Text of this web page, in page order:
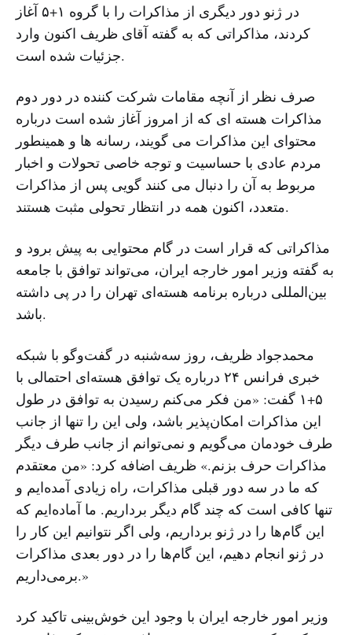
در ژنو دور دیگری از مذاکرات را با گروه ۱+۵ آغاز
کردند، مذاکراتی که به گفته آقای ظریف اکنون وارد
جزئیات شده است.
صرف نظر از آنچه مقامات شرکت کننده در دور دوم
مذاکرات هسته ای که از امروز آغاز شده است درباره
محتوای این مذاکرات می گویند، رسانه ها و همینطور
مردم عادی با حساسیت و توجه خاصی تحولات و اخبار
مربوط به آن را دنبال می کنند گویی پس از مذاکرات
متعدد، اکنون همه در انتظار تحولی مثبت هستند.
مذاکراتی که قرار است در گام محتوایی به پیش برود و
به گفته وزیر امور خارجه ایران، می‌تواند توافق با جامعه
بین‌المللی درباره برنامه هسته‌ای تهران را در پی داشته
باشد.
محمدجواد ظریف، روز سه‌شنبه در گفت‌وگو با شبکه
خبری فرانس ۲۴ درباره یک توافق هسته‌ای احتمالی با
۵+۱ گفت: «من فکر می‌کنم رسیدن به توافق در طول
این مذاکرات امکان‌پذیر باشد، ولی این را تنها از جانب
طرف خودمان می‌گویم و نمی‌توانم از جانب طرف دیگر
مذاکرات حرف بزنم.» ظریف اضافه کرد: «من معتقدم
که ما در سه دور قبلی مذاکرات، راه زیادی آمده‌ایم و
تنها کافی است که چند گام دیگر برداریم. ما آماده‌ایم که
این گام‌ها را در ژنو برداریم، ولی اگر نتوانیم این کار را
در ژنو انجام دهیم، این گام‌ها را در دور بعدی مذاکرات
برمی‌داریم.»
وزیر امور خارجه ایران با وجود این خوش‌بینی تاکید کرد